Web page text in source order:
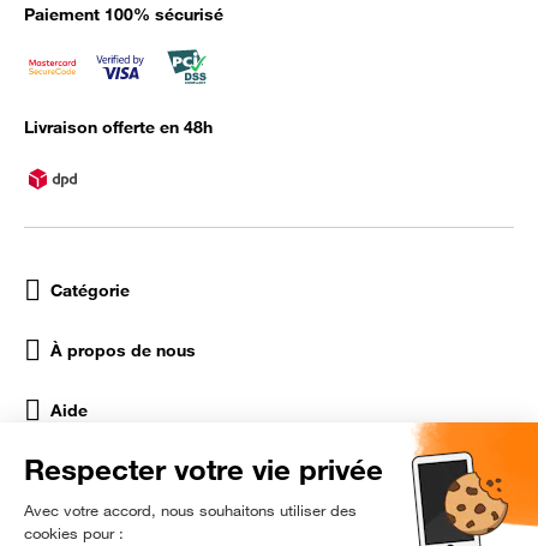
Paiement 100% sécurisé
Livraison offerte en 48h
Catégorie
À propos de nous
Aide
Réseaux Sociaux